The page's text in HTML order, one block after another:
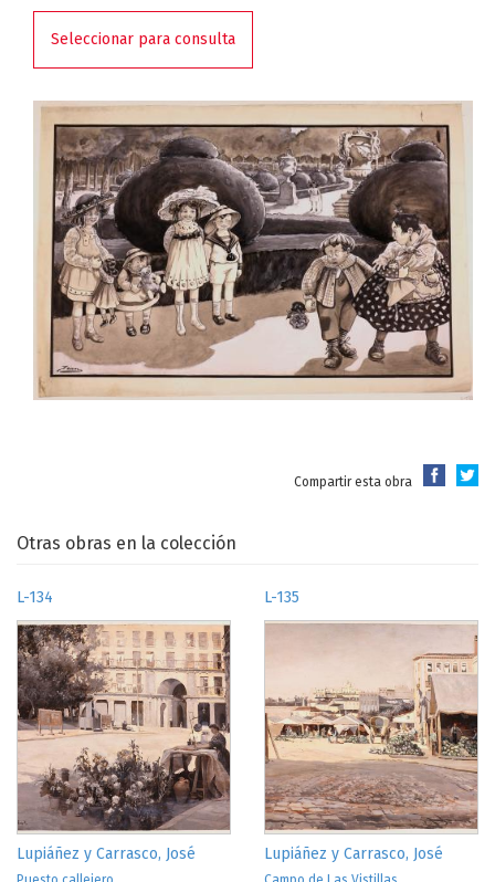
Seleccionar para consulta
Compartir esta obra
Otras obras en la colección
L-134
Lupiáñez y Carrasco, José
L-135
Lupiáñez y Carrasco, José